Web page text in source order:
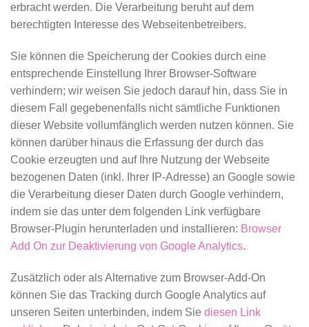
erbracht werden. Die Verarbeitung beruht auf dem
berechtigten Interesse des Webseitenbetreibers.
Sie können die Speicherung der Cookies durch eine
entsprechende Einstellung Ihrer Browser-Software
verhindern; wir weisen Sie jedoch darauf hin, dass Sie in
diesem Fall gegebenenfalls nicht sämtliche Funktionen
dieser Website vollumfänglich werden nutzen können. Sie
können darüber hinaus die Erfassung der durch das
Cookie erzeugten und auf Ihre Nutzung der Webseite
bezogenen Daten (inkl. Ihrer IP-Adresse) an Google sowie
die Verarbeitung dieser Daten durch Google verhindern,
indem sie das unter dem folgenden Link verfügbare
Browser-Plugin herunterladen und installieren: Browser
Add On zur Deaktivierung von Google Analytics.
Zusätzlich oder als Alternative zum Browser-Add-On
können Sie das Tracking durch Google Analytics auf
unseren Seiten unterbinden, indem Sie diesen Link